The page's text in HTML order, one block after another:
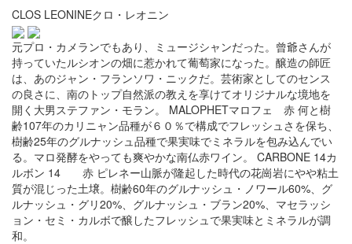
CLOS LEONINEクロ・レオニン
元プロ・カメランでもあり、ミュージシャンだった。曾爺さんが
持っていたルシオンの畑に惹かれて葡萄家になった。醸造の師匠
は、あのジャン・フランソワ・ニックだ。芸術家としてのセンス
の良さに、南のトップ自然派の教えを享けてオリジナルな境地を
開く大男ステファン・モラン。 MALOPHETマロフェ 赤 何と樹
齢107年のカリニャン品種が６０％で構成でフレッシュさを保ち、
樹齢25年のグルナッシュ品種で果実味でミネラルを包み込んでい
る。マロ発酵をやっても爽やかな南仏赤ワイン。 CARBONE 14カ
ルボン 14 赤 ピレネー山脈が隆起した時代の花崗岩にやや粘土
質が混じった土壌。樹齢60年のグルナッシュ・ノワール60%、グ
ルナッシュ・グリ20%、グルナッシュ・ブラン20%、マセラッシ
ョン・セミ・カルボで醸したフレッシュで果実味とミネラルが調
和。